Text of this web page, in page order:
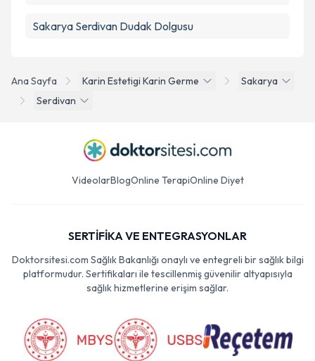
Ana Sayfa Karin Estetigi Karin Germe
Sakarya
Serdivan
Sakarya Serdivan Dudak Dolgusu
VideolarBlogOnline TerapiOnline Diyet
SERTİFİKA VE ENTEGRASYONLAR
Doktorsitesi.com Sağlık Bakanlığı onaylı ve entegreli bir sağlık bilgi
platformudur. Sertifikaları ile tescillenmiş güvenilir altyapısıyla
sağlık hizmetlerine erişim sağlar.